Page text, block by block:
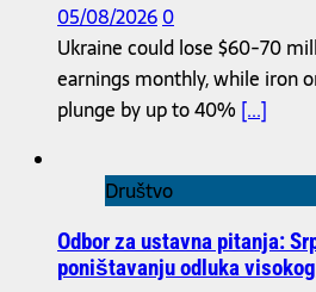
05/08/20260
Ukraine could lose $60-70
earnings monthly, while iron
plunge by up to 40% [...]
Društvo
Odbor za ustavna pitanja:
poništavanju odluka